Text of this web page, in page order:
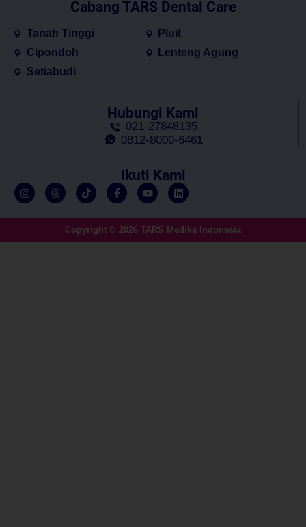
Cabang TARS Dental Care
Tanah Tinggi
Cipondoh
Setiabudi
Pluit
Lenteng Agung
Hubungi Kami
021-27848135
0812-8000-6461
Ikuti Kami
Copyright © 2026 TARS Medika Indonesia